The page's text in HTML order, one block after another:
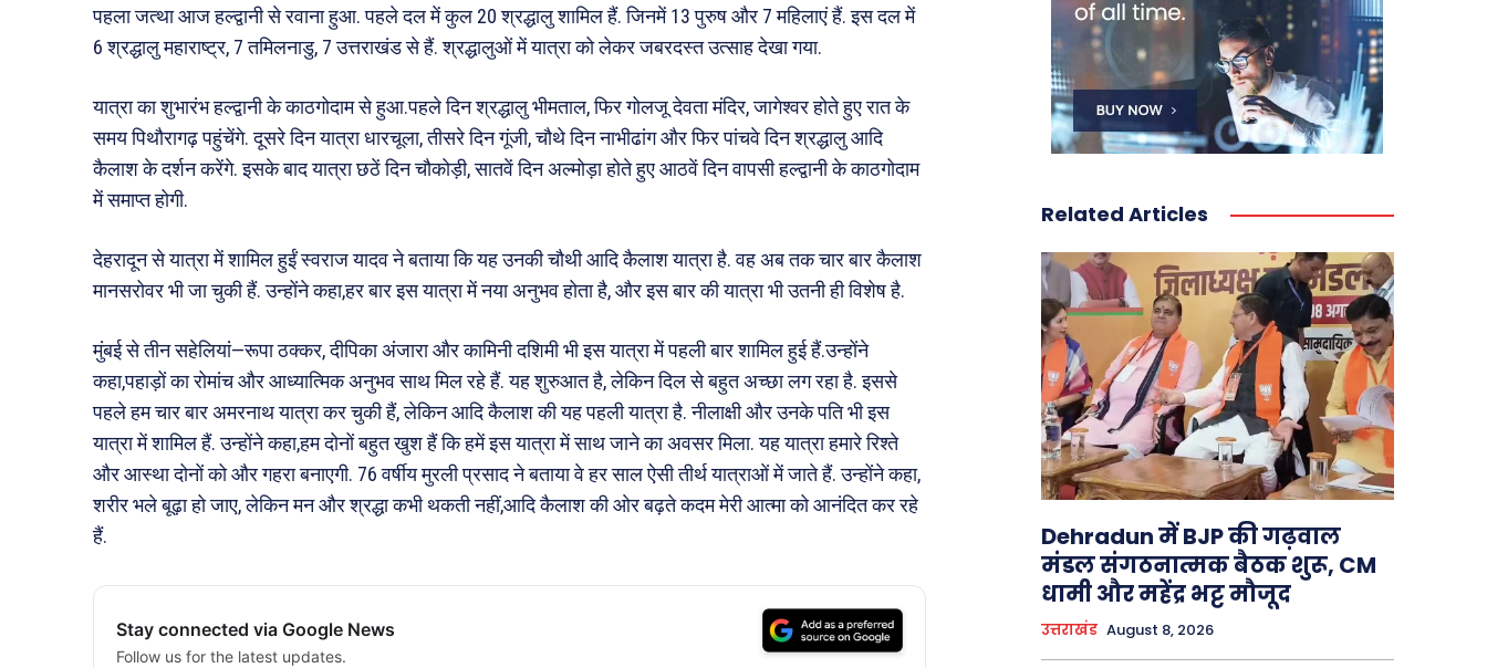
पहला जत्था आज हल्द्वानी से रवाना हुआ. पहले दल में कुल 20 श्रद्धालु शामिल हैं. जिनमें 13 पुरुष और 7 महिलाएं हैं. इस दल में
6 श्रद्धालु महाराष्ट्र, 7 तमिलनाडु, 7 उत्तराखंड से हैं. श्रद्धालुओं में यात्रा को लेकर जबरदस्त उत्साह देखा गया.
यात्रा का शुभारंभ हल्द्वानी के काठगोदाम से हुआ.पहले दिन श्रद्धालु भीमताल, फिर गोलजू देवता मंदिर, जागेश्वर होते हुए रात के
समय पिथौरागढ़ पहुंचेंगे. दूसरे दिन यात्रा धारचूला, तीसरे दिन गूंजी, चौथे दिन नाभीढांग और फिर पांचवे दिन श्रद्धालु आदि
कैलाश के दर्शन करेंगे. इसके बाद यात्रा छठें दिन चौकोड़ी, सातवें दिन अल्मोड़ा होते हुए आठवें दिन वापसी हल्द्वानी के काठगोदाम
में समाप्त होगी.
देहरादून से यात्रा में शामिल हुईं स्वराज यादव ने बताया कि यह उनकी चौथी आदि कैलाश यात्रा है. वह अब तक चार बार कैलाश
मानसरोवर भी जा चुकी हैं. उन्होंने कहा,हर बार इस यात्रा में नया अनुभव होता है, और इस बार की यात्रा भी उतनी ही विशेष है.
मुंबई से तीन सहेलियां—रूपा ठक्कर, दीपिका अंजारा और कामिनी दशिमी भी इस यात्रा में पहली बार शामिल हुई हैं.उन्होंने
कहा,पहाड़ों का रोमांच और आध्यात्मिक अनुभव साथ मिल रहे हैं. यह शुरुआत है, लेकिन दिल से बहुत अच्छा लग रहा है. इससे
पहले हम चार बार अमरनाथ यात्रा कर चुकी हैं, लेकिन आदि कैलाश की यह पहली यात्रा है. नीलाक्षी और उनके पति भी इस
यात्रा में शामिल हैं. उन्होंने कहा,हम दोनों बहुत खुश हैं कि हमें इस यात्रा में साथ जाने का अवसर मिला. यह यात्रा हमारे रिश्ते
और आस्था दोनों को और गहरा बनाएगी. 76 वर्षीय मुरली प्रसाद ने बताया वे हर साल ऐसी तीर्थ यात्राओं में जाते हैं. उन्होंने कहा,
शरीर भले बूढ़ा हो जाए, लेकिन मन और श्रद्धा कभी थकती नहीं,आदि कैलाश की ओर बढ़ते कदम मेरी आत्मा को आनंदित कर रहे
हैं.
Stay connected via Google News
Follow us for the latest updates.
Related Articles
Dehradun में BJP की गढ़वाल
मंडल संगठनात्मक बैठक शुरू, CM
धामी और महेंद्र भट्ट मौजूद
उत्तराखंड August 8, 2026